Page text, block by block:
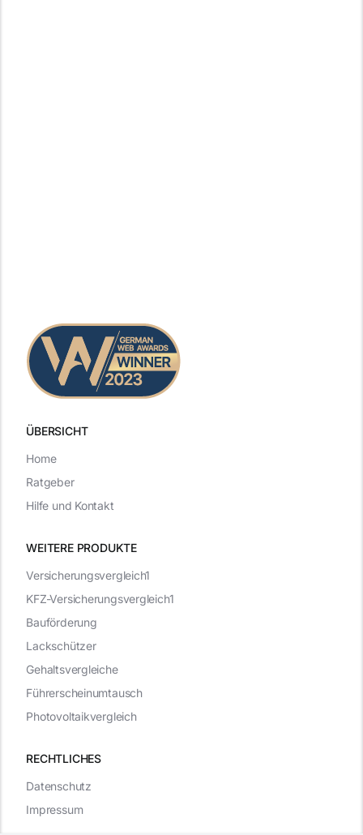
ÜBERSICHT
WEITERE PRODUKTE
RECHTLICHES
Datenschutz
Impressum
Versicherungsvergleich1
KFZ-Versicherungsvergleich1
Bauförderung
Lackschützer
Gehaltsvergleiche
Führerscheinumtausch
Photovoltaikvergleich
Home
Ratgeber
Hilfe und Kontakt